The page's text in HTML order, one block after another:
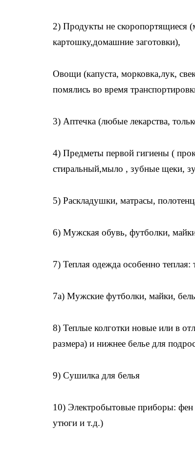
2) Продукты не скоропортящиеся
картошку,домашние заготовки),
Овощи (капуста, морковка,лук,
помялись во время
3) Аптечка (любые лекарства,
4) Предметы первой гигиены (
стиральный,мыло , зубные щеки,
5) Раскладушки, матрасы,
6) Мужская обувь, футболки,
7) Теплая одежда особенно
7а) Мужские футболки, майки,
8) Теплые колготки новые или в
размера) и нижнее белье для
9) Сушилка для белья
10) Электробытовые приборы: фен
утюги и т.д.)